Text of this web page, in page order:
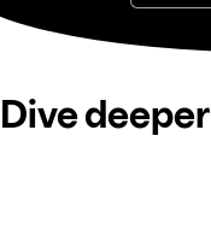
Dive deeper